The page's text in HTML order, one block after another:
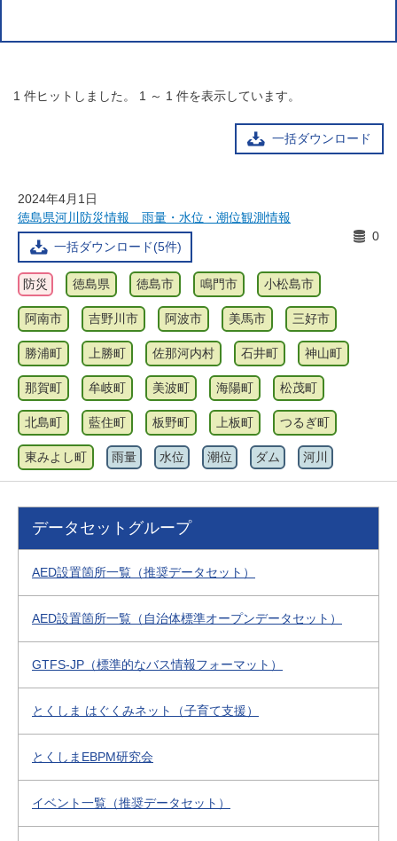
1 件ヒットしました。 1 ～ 1 件を表示しています。
一括ダウンロード
2024年4月1日
徳島県河川防災情報 雨量・水位・潮位観測情報
一括ダウンロード(5件)
0
防災 徳島県 徳島市 鳴門市 小松島市
阿南市 吉野川市 阿波市 美馬市 三好市
勝浦町 上勝町 佐那河内村 石井町 神山町
那賀町 牟岐町 美波町 海陽町 松茂町
北島町 藍住町 板野町 上板町 つるぎ町
東みよし町 雨量 水位 潮位 ダム 河川
データセットグループ
AED設置箇所一覧（推奨データセット）
AED設置箇所一覧（自治体標準オープンデータセット）
GTFS-JP（標準的なバス情報フォーマット）
とくしま はぐくみネット（子育て支援）
とくしまEBPM研究会
イベント一覧（推奨データセット）